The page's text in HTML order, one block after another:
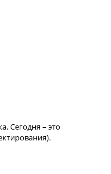
Сегодня – это